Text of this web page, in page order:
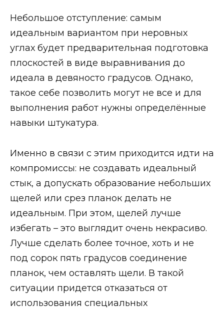
Небольшое отступление: самым
идеальным вариантом при неровных
углах будет предварительная подготовка
плоскостей в виде выравнивания до
идеала в девяносто градусов. Однако,
такое себе позволить могут не все и для
выполнения работ нужны определённые
навыки штукатура.
Именно в связи с этим приходится идти на
компромиссы: не создавать идеальный
стык, а допускать образование небольших
щелей или срез планок делать не
идеальным. При этом, щелей лучше
избегать – это выглядит очень некрасиво.
Лучше сделать более точное, хоть и не
под сорок пять градусов соединение
планок, чем оставлять щели. В такой
ситуации придется отказаться от
использования специальных